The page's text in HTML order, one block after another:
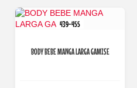
439-455
BODY BEBE MANGA LARGA GAMISE